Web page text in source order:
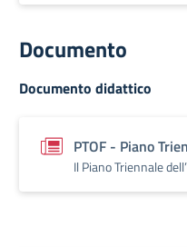
Documento
Documento didattico
PTOF - Piano
Il Piano Triennale